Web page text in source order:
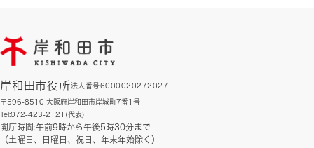
岸和田市役所法人番号6000020272027
〒596-8510 大阪府岸和田市岸城町7番1号
Tel:072-423-2121(代表)
開庁時間:午前9時から午後5時30分まで
（土曜日、日曜日、祝日、年末年始除く）